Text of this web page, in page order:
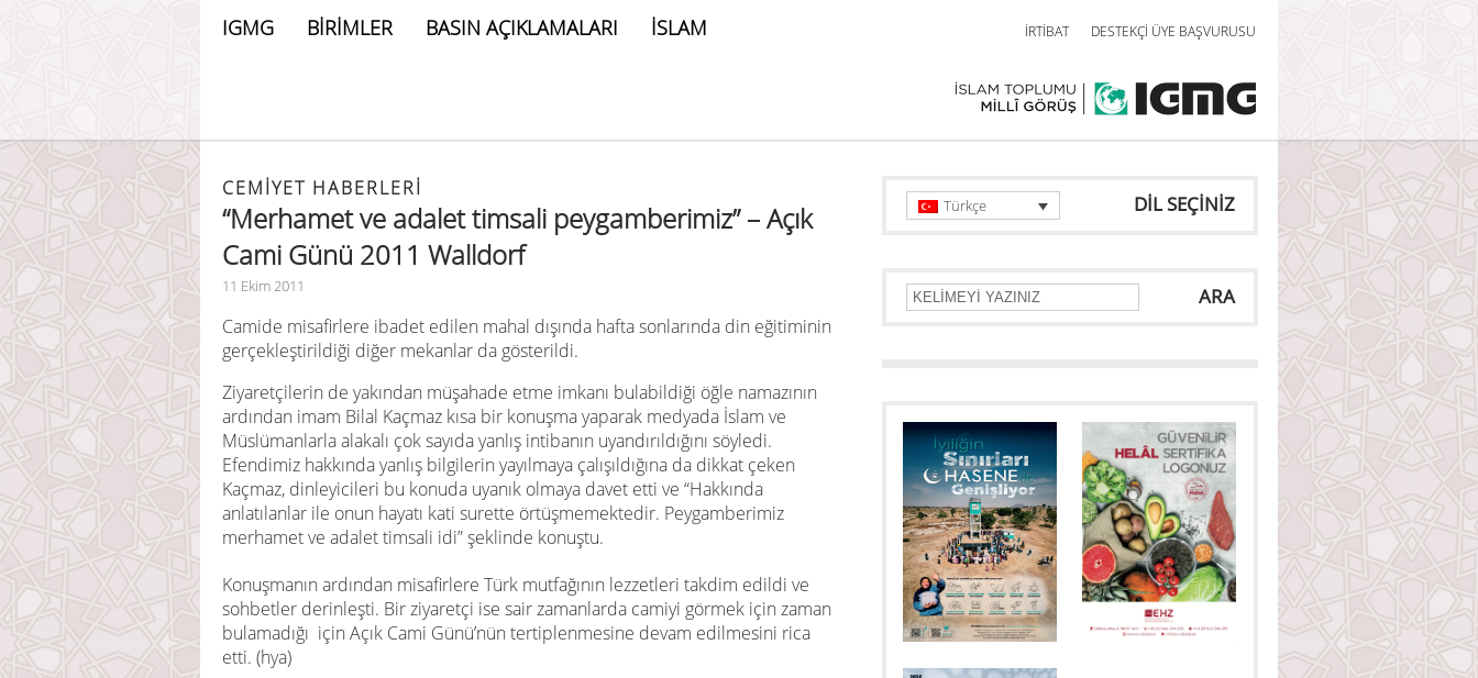
IGMG BİRİMLER BASIN AÇIKLAMALARI İSLAM İRTİBAT DESTEKÇİ ÜYE BAŞVURUSU
CEMIYET HABERLERI
“Merhamet ve adalet timsali peygamberimiz” – Açık
Cami Günü 2011 Walldorf
11 Ekim 2011
Camide misafirlere ibadet edilen mahal dışında hafta sonlarında din eğitiminin
gerçekleştirildiği diğer mekanlar da gösterildi.
Ziyaretçilerin de yakından müşahade etme imkanı bulabildiği öğle namazının
ardından imam Bilal Kaçmaz kısa bir konuşma yaparak medyada İslam ve
Müslümanlarla alakalı çok sayıda yanlış intibanın uyandırıldığını söyledi.
Efendimiz hakkında yanlış bilgilerin yayılmaya çalışıldığına da dikkat çeken
Kaçmaz, dinleyicileri bu konuda uyanık olmaya davet etti ve “Hakkında
anlatılanlar ile onun hayatı kati surette örtüşmemektedir. Peygamberimiz
merhamet ve adalet timsali idi” şeklinde konuştu.
Konuşmanın ardından misafirlere Türk mutfağının lezzetleri takdim edildi ve
sohbetler derinleşti. Bir ziyaretçi ise sair zamanlarda camiyi görmek için zaman
bulamadığı için Açık Cami Günü’nün tertiplenmesine devam edilmesini rica
etti. (hya)
DİL SEÇİNİZ
Türkçe
ARA